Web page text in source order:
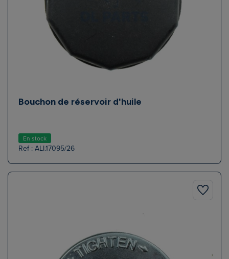
Bouchon de réservoir d'huile
En stock
Ref : ALI.17095/26